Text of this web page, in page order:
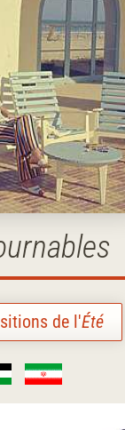
de l'Été